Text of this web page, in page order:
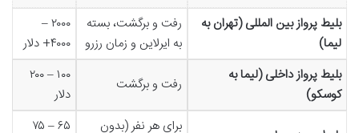
بلیط پرواز بین المللی (تهران به
لیما)
رفت و برگشت، بسته
به ایرلاین و زمان رزرو
۲۰۰۰ –
۴۰۰۰+ دلار
بلیط پرواز داخلی (لیما به
کوسکو)
رفت و برگشت
۱۰۰ – ۲۰۰
دلار
برای هر نفر (بدون ۶۵ – ۷۵